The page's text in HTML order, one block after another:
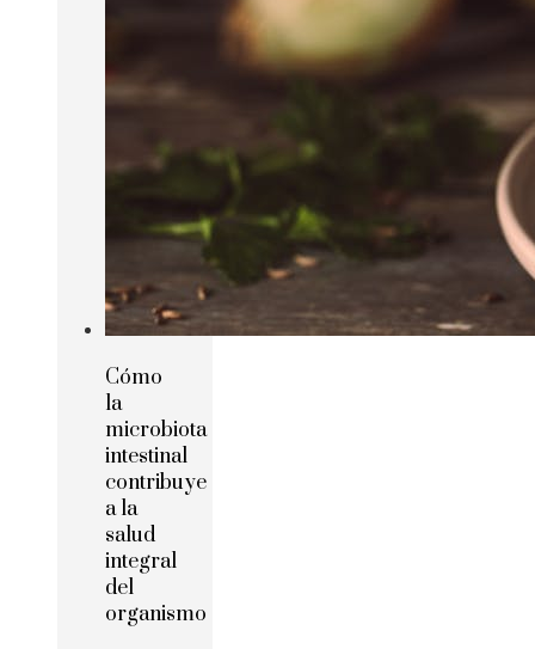
Cómo
la
microbiota
intestinal
contribuye
a la
salud
integral
del
organismo